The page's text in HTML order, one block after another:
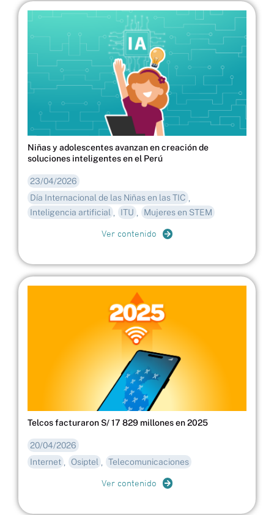
Niñas y adolescentes avanzan en creación de
soluciones inteligentes en el Perú
23/04/2026
Día Internacional de las Niñas en las TIC ,
Inteligencia artificial , ITU , Mujeres en STEM
Ver contenido
Telcos facturaron S/ 17 829 millones en 2025
20/04/2026
Internet , Osiptel , Telecomunicaciones
Ver contenido